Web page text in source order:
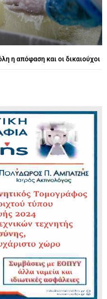
η απόφαση και οι δικαιούχοι